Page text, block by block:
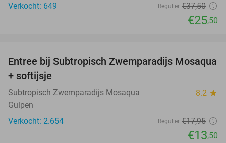
Verkocht: 649
Regulier €37,50
€25,50
25%
Entree bij Subtropisch Zwemparadijs Mosaqua
+ softijsje
Subtropisch Zwemparadijs Mosaqua 8.2 star
Gulpen
Verkocht: 2.654
Regulier €17,95
€13,50